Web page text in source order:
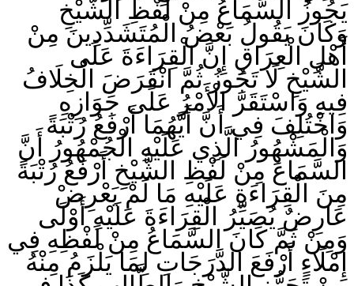
يَجُوزُ السَّمَاعُ مِنْ لَفْظِ الشَّيْخِ
وَكَانَ يَقُولُ بَعْضُ الْمُتَشَدِّدِينَ مِنْ
أَهْلِ الْعِرَاقِ إِنَّ الْقِرَاءَةَ عَلَى
الشَّيْخِ لَا تَجُوزُ ثُمَّ انْقَرَضَ الْخِلَافُ
فِيهِ وَاسْتَقَرَّ الْأَمْرُ عَلَى جَوَازِهِ
وَاخْتُلِفَ فِي أَنَّ أَيَّهُمَا أَرْفَعُ رُتْبَةً
وَالْمَشْهُورُ الَّذِي عَلَيْهِ الْجُمْهُورُ أَنَّ
السَّمَاعَ مِنْ لَفْظِ الشَّيْخِ أَرْفَعُ رُتْبَةً
مِنَ الْقِرَاءَةِ عَلَيْهِ مَا لَمْ يَعْرِضْ
عَارِضٌ يُصَيِّرُ الْقِرَاءَةَ عَلَيْهِ أَوْلَى
وَمِنْ ثَمَّ كَانَ السَّمَاعُ مِنْ لَفْظِهِ فِي
إِمْلَاءٍ أَرْفَعَ الدَّرَجَاتِ لِمَا يَلْزَمُ مِنْهُ